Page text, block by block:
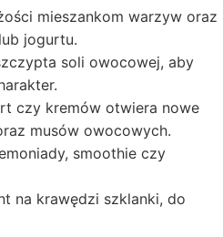
mieszankom warzyw oraz
jogurtu.
soli owocowej, aby
czy kremów otwiera nowe
musów owocowych.
smoothie czy
na krawędzi szklanki, do